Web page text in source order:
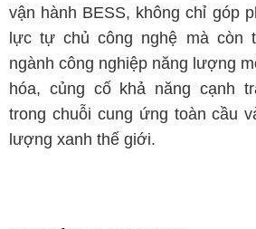
vận hành BESS, không chỉ góp
lực tự chủ công nghệ mà còn
ngành công nghiệp năng lượng
hóa, củng cố khả năng cạnh
trong chuỗi cung ứng toàn cầu
lượng xanh thế giới.